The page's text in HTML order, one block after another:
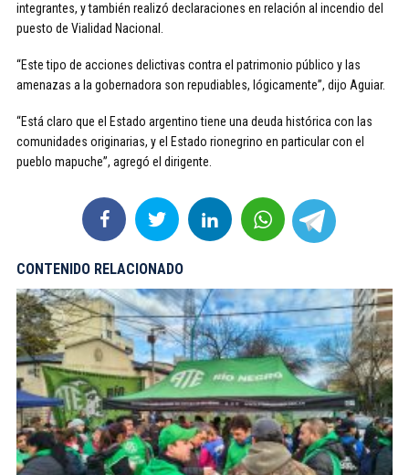
integrantes, y también realizó declaraciones en relación al incendio del
puesto de Vialidad Nacional.
“Este tipo de acciones delictivas contra el patrimonio público y las
amenazas a la gobernadora son repudiables, lógicamente”, dijo Aguiar.
“Está claro que el Estado argentino tiene una deuda histórica con las
comunidades originarias, y el Estado rionegrino en particular con el
pueblo mapuche”, agregó el dirigente.
CONTENIDO RELACIONADO